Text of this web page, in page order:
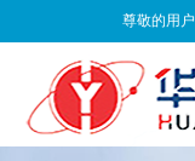
尊敬的用